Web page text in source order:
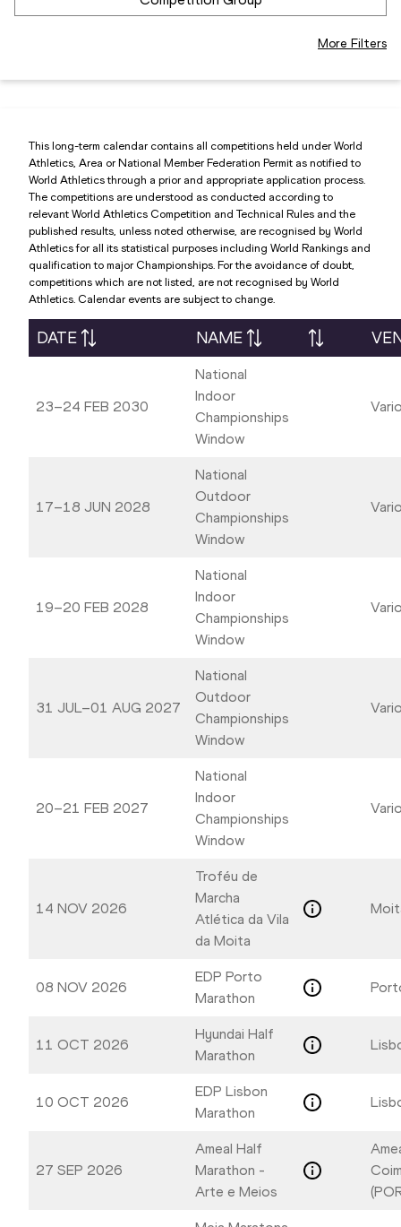
More Filters
This long-term calendar contains all competitions held under World
Athletics, Area or National Member Federation Permit as notified to
World Athletics through a prior and appropriate application process.
The competitions are understood as conducted according to
relevant World Athletics Competition and Technical Rules and the
published results, unless noted otherwise, are recognised by World
Athletics for all its statistical purposes including World Rankings and
qualification to major Championships. For the avoidance of doubt,
competitions which are not listed, are not recognised by World
Athletics. Calendar events are subject to change.
DATE NAME
23–24 FEB 2030
National
Indoor
Championships
Window
17–18 JUN 2028
National
Outdoor
Championships
Window
19–20 FEB 2028
National
Indoor
Championships
Window
31 JUL–01 AUG 2027
National
Outdoor
Championships
Window
20–21 FEB 2027
National
Indoor
Championships
Window
14 NOV 2026
Troféu de
Marcha
Atlética da Vila
da Moita
08 NOV 2026
EDP Porto
Marathon
11 OCT 2026
Hyundai Half
Marathon
10 OCT 2026
EDP Lisbon
Marathon
27 SEP 2026
Ameal Half
Marathon -
Arte e Meios